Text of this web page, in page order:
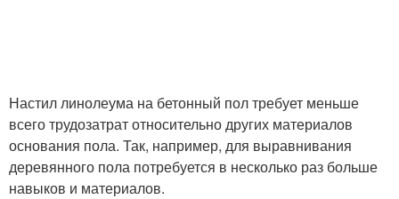
Настил линолеума на бетонный пол требует меньше
всего трудозатрат относительно других материалов
основания пола. Так, например, для выравнивания
деревянного пола потребуется в несколько раз больше
навыков и материалов.